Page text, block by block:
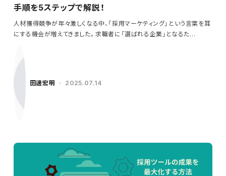
手順を5ステップで解説！
人材獲得競争が年々激しくなる中、「採用マーケティング」という言葉を耳
にする機会が増えてきました。求職者に「選ばれる企業」となるた…
田邊宏明 2025.07.14